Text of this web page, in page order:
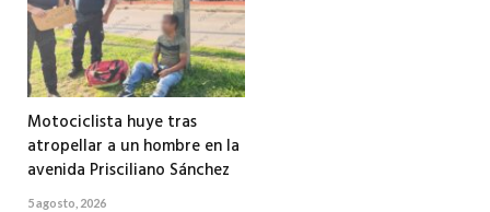
Motociclista huye tras
atropellar a un hombre en la
avenida Prisciliano Sánchez
5 agosto, 2026